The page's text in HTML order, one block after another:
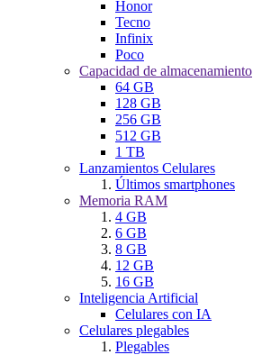
Honor
Tecno
Infinix
Poco
Capacidad de almacenamiento
64 GB
128 GB
256 GB
512 GB
1 TB
Lanzamientos Celulares
Últimos smartphones
Memoria RAM
4 GB
6 GB
8 GB
12 GB
16 GB
Inteligencia Artificial
Celulares con IA
Celulares plegables
Plegables